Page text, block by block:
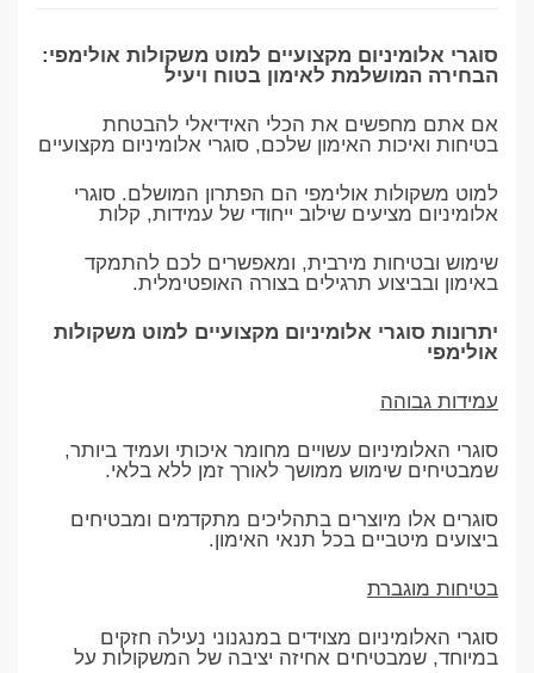
סוגרי אלומיניום מקצועיים למוט משקולות אולימפי:
הבחירה המושלמת לאימון בטוח ויעיל
אם אתם מחפשים את הכלי האידיאלי להבטחת
בטיחות ואיכות האימון שלכם, סוגרי אלומיניום מקצועיים
למוט משקולות אולימפי הם הפתרון המושלם. סוגרי
אלומיניום מציעים שילוב ייחודי של עמידות, קלות
שימוש ובטיחות מירבית, ומאפשרים לכם להתמקד
באימון ובביצוע תרגילים בצורה האופטימלית.
יתרונות סוגרי אלומיניום מקצועיים למוט משקולות
אולימפי
עמידות גבוהה
סוגרי האלומיניום עשויים מחומר איכותי ועמיד ביותר,
שמבטיחים שימוש ממושך לאורך זמן ללא בלאי.
סוגרים אלו מיוצרים בתהליכים מתקדמים ומבטיחים
ביצועים מיטביים בכל תנאי האימון.
בטיחות מוגברת
סוגרי האלומיניום מצוידים במנגנוני נעילה חזקים
במיוחד, שמבטיחים אחיזה יציבה של המשקולות על